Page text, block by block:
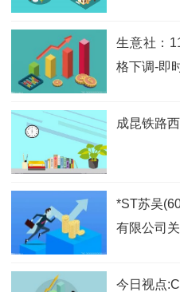
生意社：
格下调-即
成昆铁路
*ST苏吴
有限公司
拟终止江
票上市的
今日视点